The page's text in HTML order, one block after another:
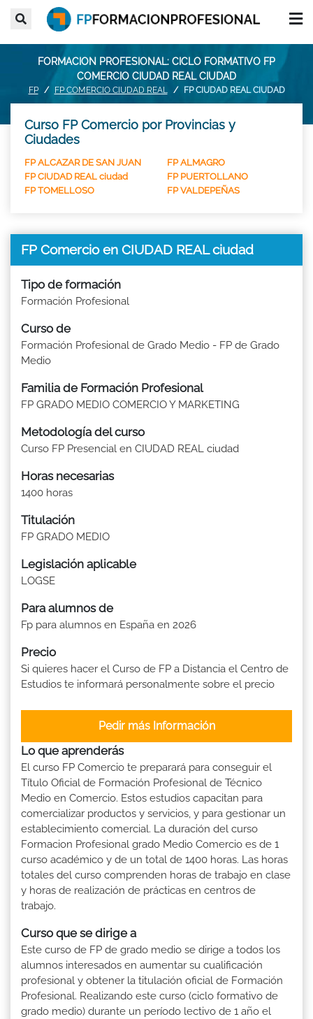
FORMACION PROFESIONAL: CICLO FORMATIVO FP
COMERCIO CIUDAD REAL CIUDAD
FP FP COMERCIO CIUDAD REAL FP CIUDAD REAL CIUDAD
Curso FP Comercio por Provincias y
Ciudades
FP ALCAZAR DE SAN JUAN
FP ALMAGRO
FP CIUDAD REAL ciudad
FP PUERTOLLANO
FP TOMELLOSO
FP VALDEPEÑAS
FP Comercio en CIUDAD REAL ciudad
Tipo de formación
Formación Profesional
Curso de
Formación Profesional de Grado Medio - FP de Grado
Medio
Familia de Formación Profesional
FP GRADO MEDIO COMERCIO Y MARKETING
Metodología del curso
Curso FP Presencial en CIUDAD REAL ciudad
Horas necesarias
1400 horas
Titulación
FP GRADO MEDIO
Legislación aplicable
LOGSE
Para alumnos de
Fp para alumnos en España en 2026
Precio
Si quieres hacer el Curso de FP a Distancia el Centro de
Estudios te informará personalmente sobre el precio
Pedir más Información
Lo que aprenderás
El curso FP Comercio te preparará para conseguir el
Título Oficial de Formación Profesional de Técnico
Medio en Comercio. Estos estudios capacitan para
comercializar productos y servicios, y para gestionar un
establecimiento comercial. La duración del curso
Formacion Profesional grado Medio Comercio es de 1
curso académico y de un total de 1400 horas. Las horas
totales del curso comprenden horas de trabajo en clase
y horas de realización de prácticas en centros de
trabajo.
Curso que se dirige a
Este curso de FP de grado medio se dirige a todos los
alumnos interesados en aumentar su cualificación
profesional y obtener la titulación oficial de Formación
Profesional. Realizando este curso (ciclo formativo de
grado medio) durante un período lectivo de 1 año el